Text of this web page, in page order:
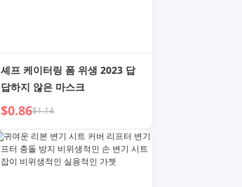
셰프 케이터링 폼 위생 2023 답
답하지 않은 마스크
$0.86$1.14